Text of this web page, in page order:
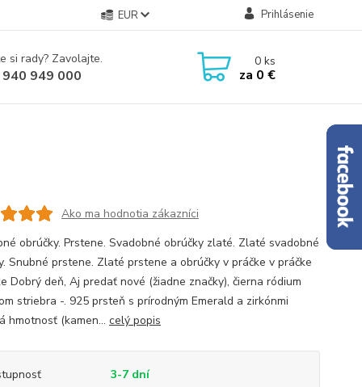
EUR Prihlásenie
si rady? Zavolajte.
949 000
0ks
za 0 €
Ako ma hodnotia zákazníci
obrúčky. Prstene. Svadobné obrúčky zlaté. Zlaté svadobné
Snubné prstene. Zlaté prstene a obrúčky v práčke v práčke
Dobrý deň, Aj predať nové (žiadne značky), čierna ródium
striebra -. 925 prsteň s prírodným Emerald a zirkónmi
hmotnosť (kamen... celý popis
3-7 dní